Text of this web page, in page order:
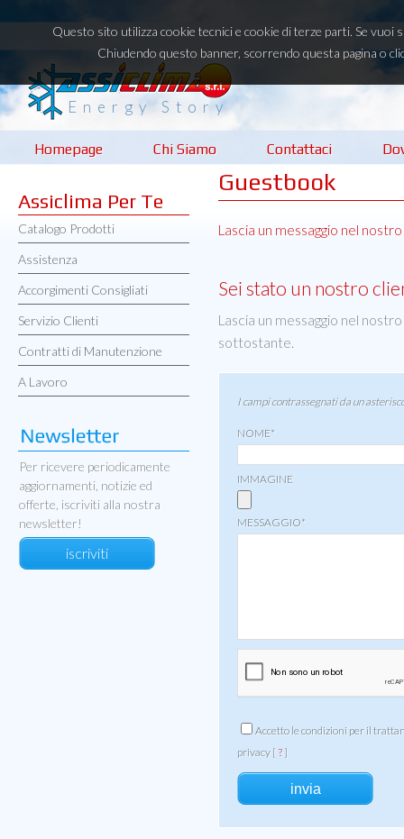
Questo sito utilizza cookie tecnici e cookie di terze parti. Se vuoi
Chiudendo questo banner, scorrendo questa pagina o
Energy Story
Homepage Chi Siamo Contattaci
Guestbook
Lascia un messaggio nel
Sei stato un nostro
Lascia un messaggio nel
sottostante.
I campi contrassegnati da un
NOME*
IMMAGINE
MESSAGGIO*
Accetto le condizioni per il
privacy [ ? ]
Assiclima Per Te
Catalogo Prodotti
Assistenza
Accorgimenti Consigliati
Servizio Clienti
Contratti di Manutenzione
A Lavoro
Per ricevere periodicamente
aggiornamenti, notizie ed
offerte, iscriviti alla nostra
newsletter!
iscriviti